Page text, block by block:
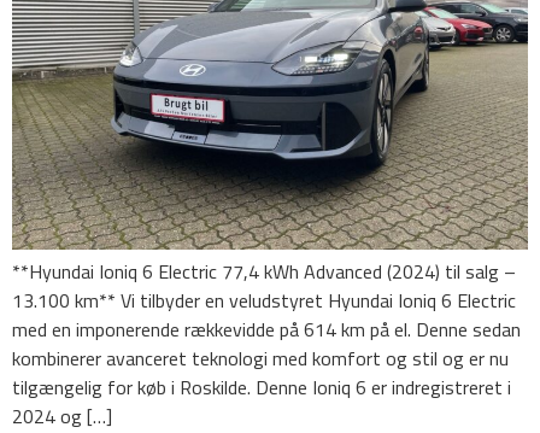
**Hyundai Ioniq 6 Electric 77,4 kWh Advanced (2024) til salg –
13.100 km** Vi tilbyder en veludstyret Hyundai Ioniq 6 Electric
med en imponerende rækkevidde på 614 km på el. Denne sedan
kombinerer avanceret teknologi med komfort og stil og er nu
tilgængelig for køb i Roskilde. Denne Ioniq 6 er indregistreret i
2024 og […]